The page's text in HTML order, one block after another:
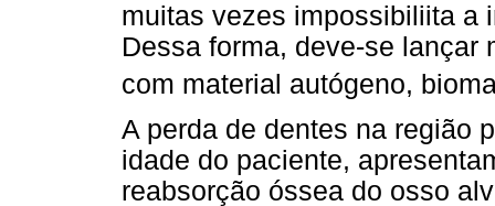
muitas vezes impossibiliita a
Dessa forma, deve-se lançar
com material autógeno,
A perda de dentes na região
idade do paciente,
reabsorção óssea do osso